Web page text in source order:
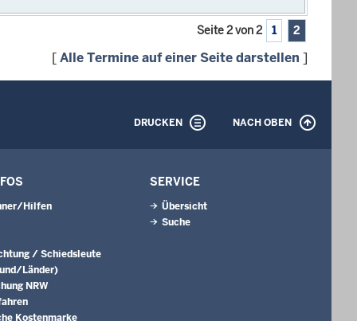
Seite 2 von 2 1 2
[Alle Termine auf einer Seite darstellen ]
DRUCKEN NACH OBEN
Hilfen
/ Schiedsleute
Länder)
NRW
Kostenmarke
SERVICE
Übersicht
Suche